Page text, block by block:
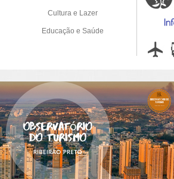
Cultura e Lazer
Educação e Saúde